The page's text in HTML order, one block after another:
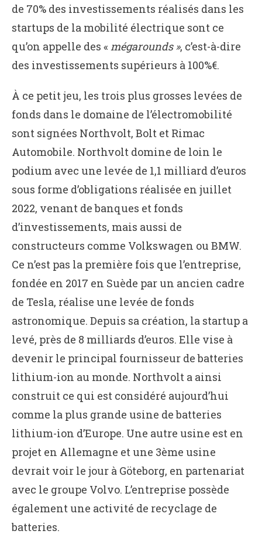
de 70% des investissements réalisés dans les
startups de la mobilité électrique sont ce
qu’on appelle des « mégarounds », c’est-à-dire
des investissements supérieurs à 100%€.
À ce petit jeu, les trois plus grosses levées de
fonds dans le domaine de l’électromobilité
sont signées Northvolt, Bolt et Rimac
Automobile. Northvolt domine de loin le
podium avec une levée de 1,1 milliard d’euros
sous forme d’obligations réalisée en juillet
2022, venant de banques et fonds
d’investissements, mais aussi de
constructeurs comme Volkswagen ou BMW.
Ce n’est pas la première fois que l’entreprise,
fondée en 2017 en Suède par un ancien cadre
de Tesla, réalise une levée de fonds
astronomique. Depuis sa création, la startup a
levé, près de 8 milliards d’euros. Elle vise à
devenir le principal fournisseur de batteries
lithium-ion au monde. Northvolt a ainsi
construit ce qui est considéré aujourd’hui
comme la plus grande usine de batteries
lithium-ion d’Europe. Une autre usine est en
projet en Allemagne et une 3ème usine
devrait voir le jour à Göteborg, en partenariat
avec le groupe Volvo. L’entreprise possède
également une activité de recyclage de
batteries.